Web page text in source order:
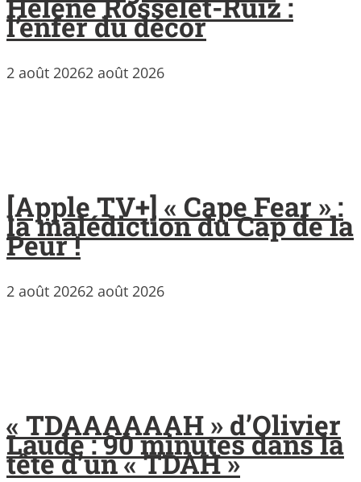
l’enfer du décor
2 août 20262 août 2026
[Apple TV+] « Cape Fear » :
la malédiction du Cap de la
Peur !
2 août 20262 août 2026
« TDAAAAAAH » d’Olivier
Laude : 90 minutes dans la
tête d’un « TDAH »